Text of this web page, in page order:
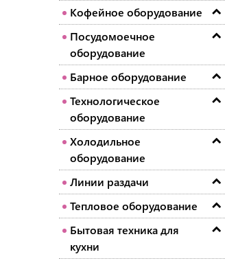
Кофейное оборудование
Посудомоечное
оборудование
Барное оборудование
Технологическое
оборудование
Холодильное
оборудование
Линии раздачи
Тепловое оборудование
Бытовая техника для
кухни